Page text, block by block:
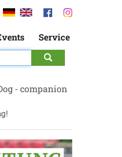
Service
- companion